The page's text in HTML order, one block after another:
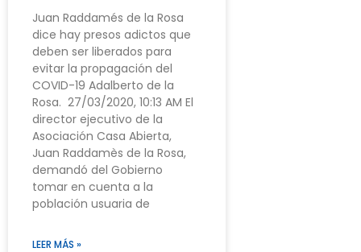
Juan Raddamés de la Rosa
dice hay presos adictos que
deben ser liberados para
evitar la propagación del
COVID-19 Adalberto de la
Rosa. 27/03/2020, 10:13 AM El
director ejecutivo de la
Asociación Casa Abierta,
Juan Raddamès de la Rosa,
demandó del Gobierno
tomar en cuenta a la
población usuaria de
LEER MÁS »